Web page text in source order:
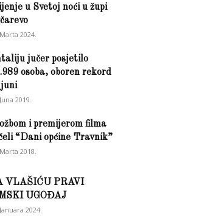
u Svetoj noći u župi
2024.
jučer posjetilo
osoba, oboren rekord
juni
2019.
i premijerom filma
“Dani općine Travnik”
2018.
VLAŠIĆU PRAVI
UGOĐAJ
2024.